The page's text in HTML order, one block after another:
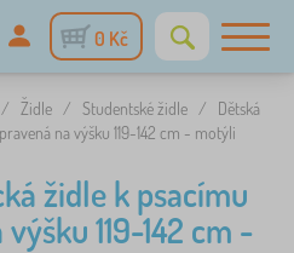
0 Kč
/ Židle / Studentské židle /
Dětská
na výšku 119-142 cm - motýli
židle k psacímu
119-142 cm -